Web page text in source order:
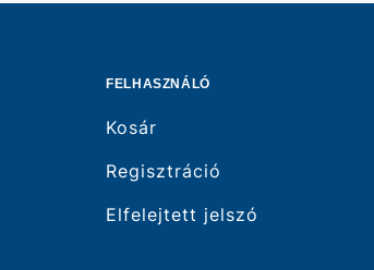
FELHASZNÁLÓ
Kosár
Regisztráció
Elfelejtett jelszó